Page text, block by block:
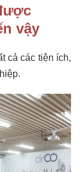
vậy
cả các tiện ích,